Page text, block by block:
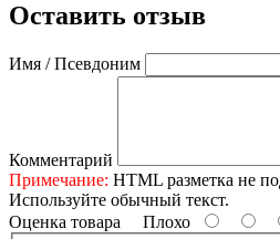
Оставить отзыв
Имя / Псевдоним
Комментарий
Примечание: HTML разметка не
Используйте обычный текст.
Оценка товара Плохо